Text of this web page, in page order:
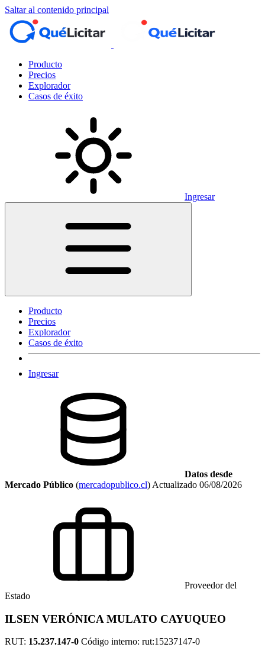
Saltar al contenido principal
Producto
Precios
Explorador
Casos de éxito
Ingresar
Producto
Precios
Explorador
Casos de éxito
Ingresar
Datos desde
Mercado Público (mercadopublico.cl) Actualizado 06/08/2026
Proveedor del
Estado
ILSEN VERÓNICA MULATO CAYUQUEO
RUT: 15.237.147-0 Código interno: rut:15237147-0